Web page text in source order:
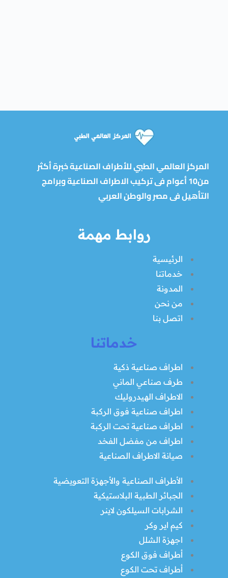
المركز العالمي الطبي للأطراف الصناعية خبرة أكثر
من10 أعوام فى تركيب الاطراف الصناعية وبرامج
التأهيل فى مصر والوطن العربي
روابط مهمة
الرئيسية
خدماتنا
المدونة
من نحن
اتصل بنا
خدماتنا
اطراف صناعية ذكية
طرف صناعي الماني
الاطراف الهيدروليك
اطراف صناعية فوق الركبة
اطراف صناعية تحت الركبة
اطراف من مفضل الفخد
صيانة الاطراف الصناعية
الأطراف الصناعية والأجهزة التعويضية
الجبائر الطبية البلاستيكية
الشرابات السيلكون لاينر
كيم اير وكر
اجهزة الشلل
أطراف فوق الكوع
أطراف تحت الكوع